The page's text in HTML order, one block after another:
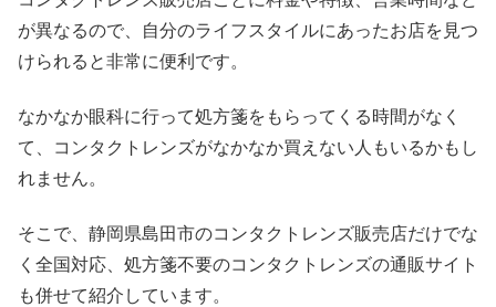
が異なるので、自分のライフスタイルにあったお店を見つ
けられると非常に便利です。
なかなか眼科に行って処方箋をもらってくる時間がなく
て、コンタクトレンズがなかなか買えない人もいるかもし
れません。
そこで、静岡県島田市のコンタクトレンズ販売店だけでな
く全国対応、処方箋不要のコンタクトレンズの通販サイト
も併せて紹介しています。